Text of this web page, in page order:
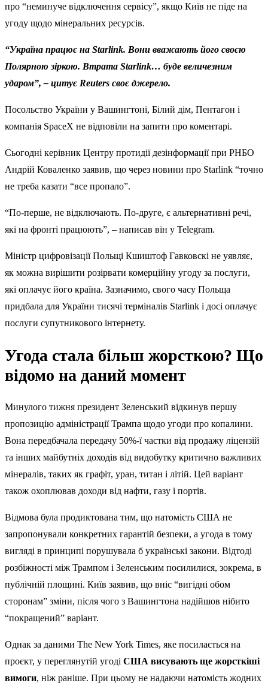
про “неминуче відключення сервісу”, якщо Київ не піде на
угоду щодо мінеральних ресурсів.
“Україна працює на Starlink. Вони вважають його своєю
Полярною зіркою. Втрата Starlink… буде величезним
ударом”, – цитує Reuters своє джерело.
Посольство України у Вашингтоні, Білий дім, Пентагон і
компанія SpaceX не відповіли на запити про коментарі.
Сьогодні керівник Центру протидії дезінформації при РНБО
Андрій Коваленко заявив, що через новини про Starlink “точно
не треба казати “все пропало”.
“По-перше, не відключають. По-друге, є альтернативні речі,
які на фронті працюють”, – написав він у Telegram.
Міністр цифровізації Польщі Кшиштоф Гавковскі не уявляє,
як можна вирішити розірвати комерційну угоду за послуги,
які оплачує його країна. Зазначимо, свого часу Польща
придбала для України тисячі терміналів Starlink і досі оплачує
послуги супутникового інтернету.
Угода стала більш жорсткою? Що
відомо на даний момент
Минулого тижня президент Зеленський відкинув першу
пропозицію адміністрації Трампа щодо угоди про копалини.
Вона передбачала передачу 50%-ї частки від продажу ліцензій
та інших майбутніх доходів від видобутку критично важливих
мінералів, таких як графіт, уран, титан і літій. Цей варіант
також охоплював доходи від нафти, газу і портів.
Відмова була продиктована тим, що натомість США не
запропонували конкретних гарантій безпеки, а угода в тому
вигляді в принципі порушувала б українські закони. Відтоді
розбіжності між Трампом і Зеленським посилилися, зокрема, в
публічній площині. Київ заявив, що вніс “вигідні обом
сторонам” зміни, після чого з Вашингтона надійшов нібито
“покращений” варіант.
Однак за даними The New York Times, яке посилається на
проєкт, у переглянутій угоді США висувають ще жорсткіші
вимоги, ніж раніше. При цьому не надаючи натомість жодних